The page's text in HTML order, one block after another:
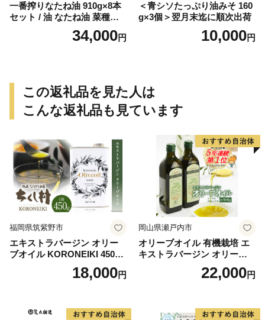
一番搾りなたね油 910g×8本
セット / 油 なたね油 菜種油
ナタネ【山下製油】 [NBE00
34,000円
＜青シソたっぷり油みそ 160
g×3個＞翌月末迄に順次出荷
10,000円
この返礼品を見た人は
こんな返礼品も見ています
福岡県筑紫野市
エキストラバージン オリー
ブオイル KORONEIKI 450g
[筑前たなか油屋 福岡県 筑紫
野市 21760403] 油 食用油 オ
18,000円
岡山県瀬戸内市
オリーブオイル 有機栽培 エ
キストラバージン オリーブ
オイル シングル 2本 セット
オーガニック 調味料 油 オリ
22,000円